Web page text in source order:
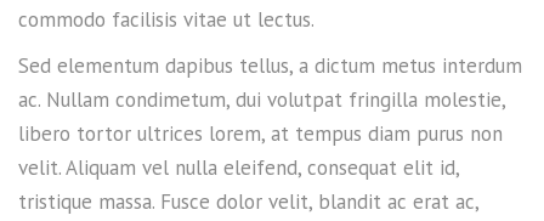
commodo facilisis vitae ut lectus.
Sed elementum dapibus tellus, a dictum metus interdum
ac. Nullam condimetum, dui volutpat fringilla molestie,
libero tortor ultrices lorem, at tempus diam purus non
velit. Aliquam vel nulla eleifend, consequat elit id,
tristique massa. Fusce dolor velit, blandit ac erat ac,